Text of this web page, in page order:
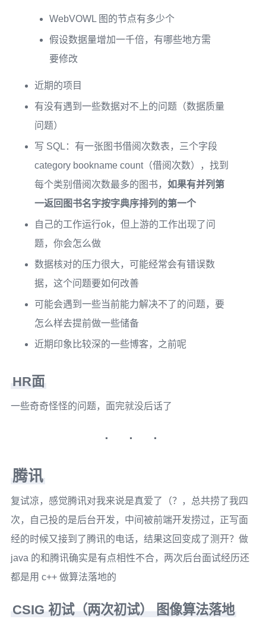
WebVOWL 图的节点有多少个
假设数据量增加一千倍，有哪些地方需
要修改
近期的项目
有没有遇到一些数据对不上的问题（数据质量
问题）
写 SQL：有一张图书借阅次数表，三个字段
category bookname count（借阅次数），找到
每个类别借阅次数最多的图书， 如果有并列第
一返回图书名字按字典序排列的第一个
自己的工作运行ok，但上游的工作出现了问
题，你会怎么做
数据核对的压力很大，可能经常会有错误数
据，这个问题要如何改善
可能会遇到一些当前能力解决不了的问题，要
怎么样去提前做一些储备
近期印象比较深的一些博客，之前呢
HR面
一些奇奇怪怪的问题，面完就没后话了
腾讯
复试凉，感觉腾讯对我来说是真爱了（？，总共捞了我四
次，自己投的是后台开发，中间被前端开发捞过，正写面
经的时候又接到了腾讯的电话，结果这回变成了测开？做
java 的和腾讯确实是有点相性不合，两次后台面试经历还
都是用 c++ 做算法落地的
CSIG 初试（两次初试） 图像算法落地